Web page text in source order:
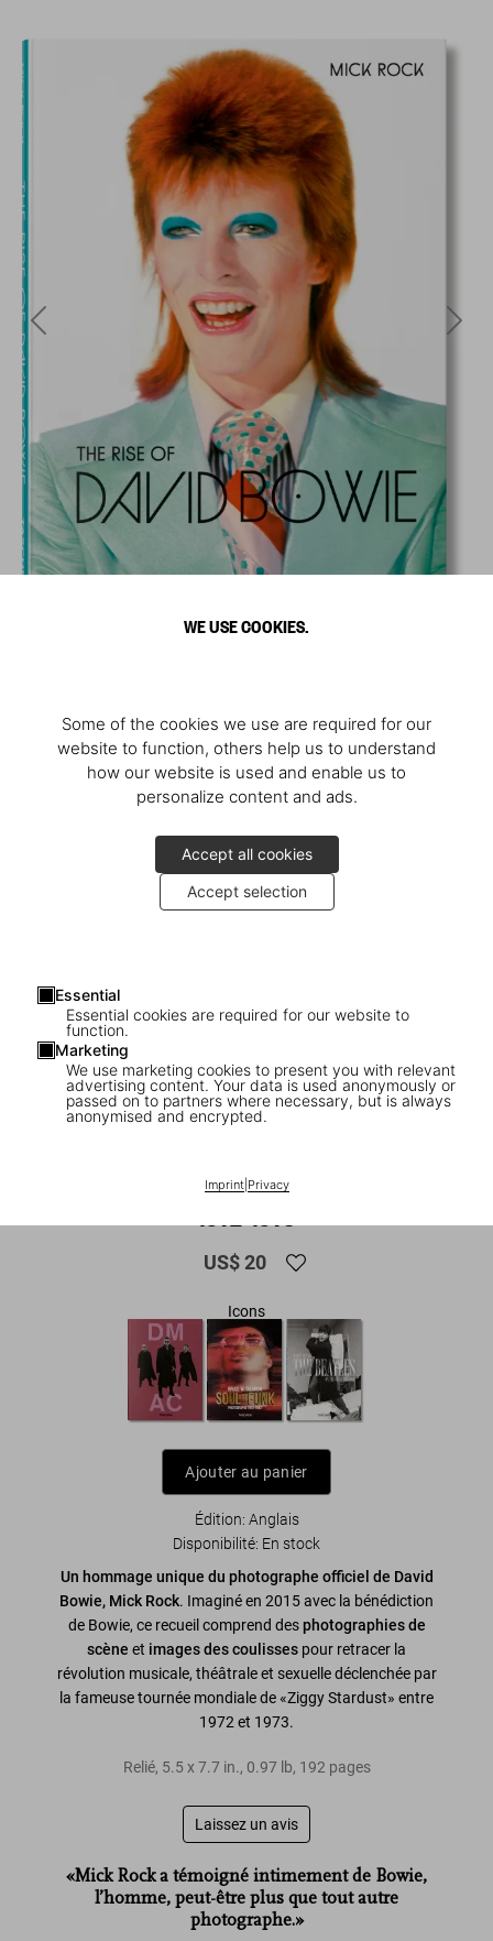
WE USE COOKIES.
Some of the cookies we use are required for our
website to function, others help us to understand
how our website is used and enable us to
personalize content and ads.
Accept all cookies
Accept selection
Essential
Essential cookies are required for our website to
function.
Marketing
We use marketing cookies to present you with relevant
advertising content. Your data is used anonymously or
passed on to partners where necessary, but is always
anonymised and encrypted.
Imprint| Privacy
/ 10
Mick Rock. The Rise of David Bowie.
1972–1973
US$ 20
Icons
Ajouter au panier
Édition: Anglais
Disponibilité: En stock
Un hommage unique du photographe officiel de David
Bowie, Mick Rock. Imaginé en 2015 avec la bénédiction
de Bowie, ce recueil comprend desphotographies de
scène et images des coulisses pour retracer la
révolution musicale, théâtrale et sexuelle déclenchée par
la fameuse tournée mondiale de «Ziggy Stardust» entre
1972 et 1973.
Relié, 5.5x7.7 in., 0.97 lb, 192 pages
Laissez un avis
«Mick Rock a témoigné intimement de Bowie,
l’homme, peut-être plus que tout autre
photographe.»